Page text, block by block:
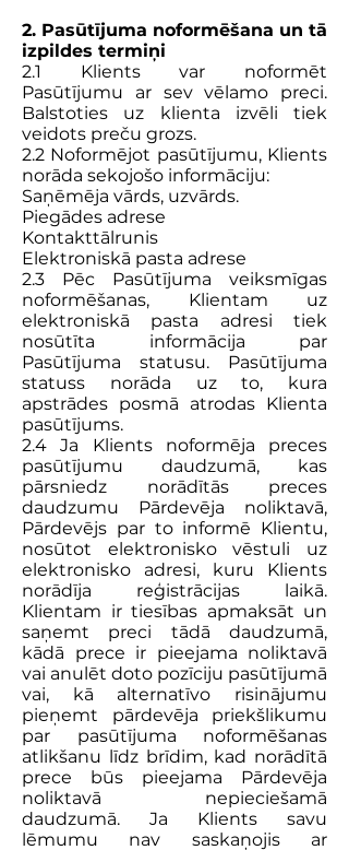
2. Pasūtījuma noformēšana un tā
izpildes termiņi
2.1 Klients var noformēt
Pasūtījumu ar sev vēlamo preci.
Balstoties uz klienta izvēli tiek
veidots preču grozs.
2.2 Noformējot pasūtījumu, Klients
norāda sekojošo informāciju:
Saņēmēja vārds, uzvārds.
Piegādes adrese
Kontakttālrunis
Elektroniskā pasta adrese
2.3 Pēc Pasūtījuma veiksmīgas
noformēšanas, Klientam uz
elektroniskā pasta adresi tiek
nosūtīta informācija par
Pasūtījuma statusu. Pasūtījuma
statuss norāda uz to, kura
apstrādes posmā atrodas Klienta
pasūtījums.
2.4 Ja Klients noformēja preces
pasūtījumu daudzumā, kas
pārsniedz norādītās preces
daudzumu Pārdevēja noliktavā,
Pārdevējs par to informē Klientu,
nosūtot elektronisko vēstuli uz
elektronisko adresi, kuru Klients
norādīja reģistrācijas laikā.
Klientam ir tiesības apmaksāt un
saņemt preci tādā daudzumā,
kādā prece ir pieejama noliktavā
vai anulēt doto pozīciju pasūtījumā
vai, kā alternatīvo risinājumu
pieņemt pārdevēja priekšlikumu
par pasūtījuma noformēšanas
atlikšanu līdz brīdim, kad norādītā
prece būs pieejama Pārdevēja
noliktavā nepieciešamā
daudzumā. Ja Klients savu
lēmumu nav saskaņojis ar